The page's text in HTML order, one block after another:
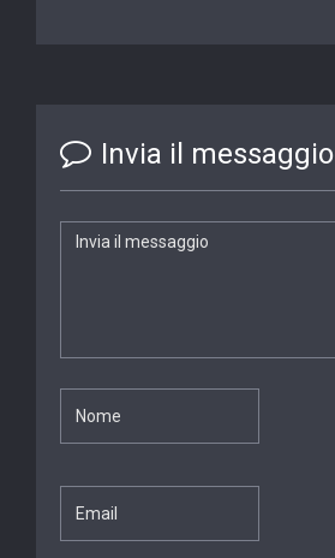
Invia il messaggio